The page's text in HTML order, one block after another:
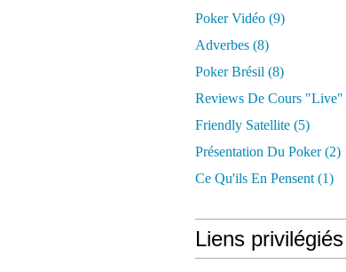
Poker Vidéo (9)
Adverbes (8)
Poker Brésil (8)
Reviews De Cours "live"
Friendly Satellite (5)
Présentation Du Poker(2)
Ce Qu'ils En Pensent (1)
Liens privilégiés